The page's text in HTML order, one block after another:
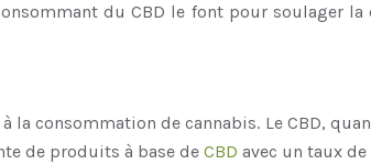
du CBD le font pour soulager
consommation de cannabis. Le CBD,
de produits à base de CBD avec un taux de